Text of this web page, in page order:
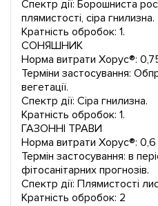
Спектр дії: Борошниста
плямистості, сіра гнилизна.
Кратність обробок: 1.
СОНЯШНИК
Норма витрати Хорус®:
Терміни застосування:
вегетації.
Спектр дії: Сіра гнилизна.
Кратність обробок: 1.
ГАЗОННІ ТРАВИ
Норма витрати Хорус®: 0,6
Термін застосування: в
фітосанітарних прогнозів.
Спектр дії: Плямистості
Кратність обробок: 2